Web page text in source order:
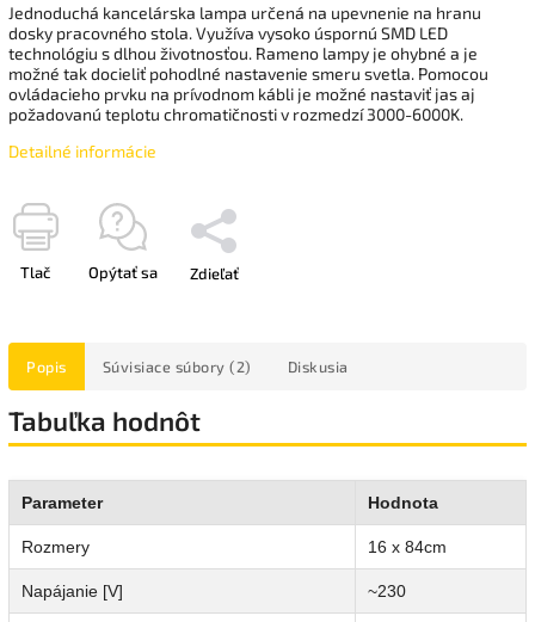
Jednoduchá kancelárska lampa určená na upevnenie na hranu
dosky pracovného stola. Využíva vysoko úspornú SMD LED
technológiu s dlhou životnosťou. Rameno lampy je ohybné a je
možné tak docieliť pohodlné nastavenie smeru svetla. Pomocou
ovládacieho prvku na prívodnom kábli je možné nastaviť jas aj
požadovanú teplotu chromatičnosti v rozmedzí 3000-6000K.
Detailné informácie
Tlač Opýtať sa Zdieľať
Popis Súvisiace súbory (2) Diskusia
Tabuľka hodnôt
Parameter Hodnota
Rozmery 16 x 84cm
Napájanie [V] ~230